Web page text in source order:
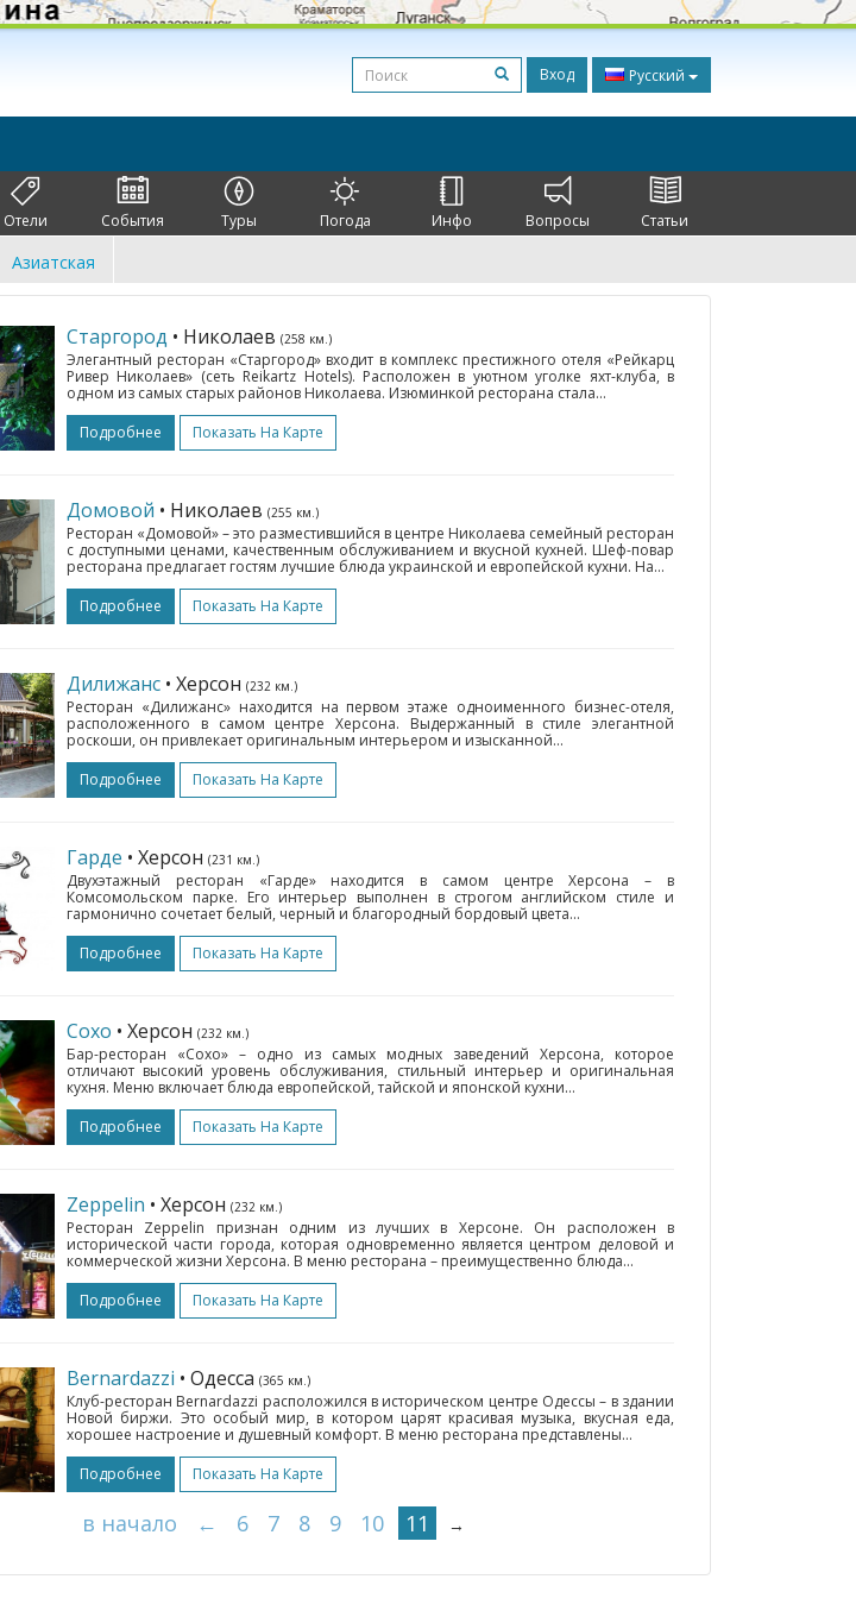
Вход Русский
Отели События Туры Погода Инфо Вопросы Статьи
Азиатская
Старгород • Николаев (258 км.)
Элегантный ресторан «Старгород» входит в комплекс престижного отеля «Рейкарц
Ривер Николаев» (сеть Reikartz Hotels). Расположен в уютном уголке яхт-клуба, в
одном из самых старых районов Николаева. Изюминкой ресторана стала...
Подробнее
Показать На Карте
Домовой • Николаев (255 км.)
Ресторан «Домовой» – это разместившийся в центре Николаева семейный ресторан
с доступными ценами, качественным обслуживанием и вкусной кухней. Шеф-повар
ресторана предлагает гостям лучшие блюда украинской и европейской кухни. На...
Подробнее
Показать На Карте
Дилижанс • Херсон (232 км.)
Ресторан «Дилижанс» находится на первом этаже одноименного бизнес-отеля,
расположенного в самом центре Херсона. Выдержанный в стиле элегантной
роскоши, он привлекает оригинальным интерьером и изысканной...
Подробнее
Показать На Карте
Гарде • Херсон (231 км.)
Двухэтажный ресторан «Гарде» находится в самом центре Херсона – в
Комсомольском парке. Его интерьер выполнен в строгом английском стиле и
гармонично сочетает белый, черный и благородный бордовый цвета...
Подробнее
Показать На Карте
Сохо • Херсон (232 км.)
Бар-ресторан «Сохо» – одно из самых модных заведений Херсона, которое
отличают высокий уровень обслуживания, стильный интерьер и оригинальная
кухня. Меню включает блюда европейской, тайской и японской кухни...
Подробнее
Показать На Карте
Zeppelin • Херсон (232 км.)
Ресторан Zeppelin признан одним из лучших в Херсоне. Он расположен в
исторической части города, которая одновременно является центром деловой и
коммерческой жизни Херсона. В меню ресторана – преимущественно блюда...
Подробнее
Показать На Карте
Bernardazzi • Одесса (365 км.)
Клуб-ресторан Bernardazzi расположился в историческом центре Одессы – в здании
Новой биржи. Это особый мир, в котором царят красивая музыка, вкусная еда,
хорошее настроение и душевный комфорт. В меню ресторана представлены...
Подробнее
Показать На Карте
в начало ← 6 7 8 9 10 11 →